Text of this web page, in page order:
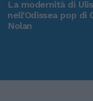
La modernità di
nell'Odissea pop di
Nolan